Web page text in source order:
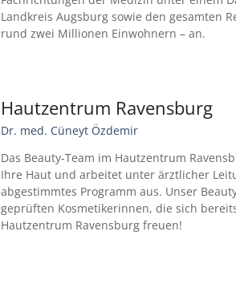
Landkreis Augsburg sowie den gesamten
rund zwei Millionen Einwohnern – an.
Hautzentrum Ravensburg
Dr. med. Cüneyt Özdemir
Das Beauty-Team im Hautzentrum
Ihre Haut und arbeitet unter ärztlicher
abgestimmtes Programm aus. Unser
geprüften Kosmetikerinnen, die sich
Hautzentrum Ravensburg freuen!